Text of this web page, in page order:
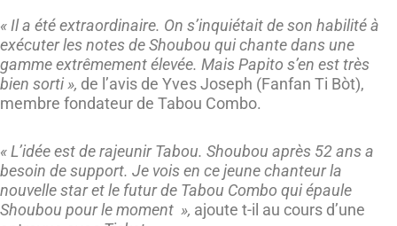
« Il a été extraordinaire. On s’inquiétait de son habilité à
exécuter les notes de Shoubou qui chante dans une
gamme extrêmement élevée. Mais Papito s’en est très
bien sorti », de l’avis de Yves Joseph (Fanfan Ti Bòt),
membre fondateur de Tabou Combo.
« L’idée est de rajeunir Tabou. Shoubou après 52 ans a
besoin de support. Je vois en ce jeune chanteur la
nouvelle star et le futur de Tabou Combo qui épaule
Shoubou pour le moment », ajoute t-il au cours d’une